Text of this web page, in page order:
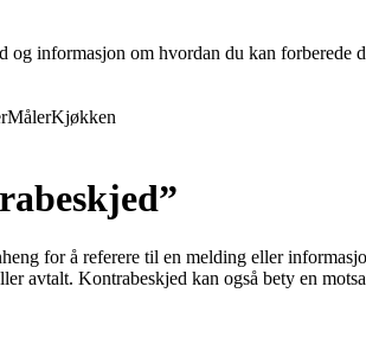
og informasjon om hvordan du kan
MålerKjøkken
for å referere til en melding eller
avtalt. Kontrabeskjed kan også bety en